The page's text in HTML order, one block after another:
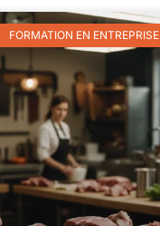
FORMATION EN ENTREPRISE